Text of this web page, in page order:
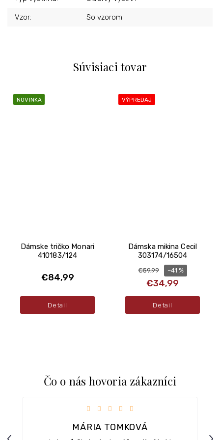
Súvisiaci tovar
NOVINKA
Dámske tričko Monari
410183/124
€84,99
Detail
VÝPREDAJ
Dámska mikina Cecil
303174/16504
€59,99
€34,99
–41 %
Detail
Vzor: So vzorom
Čo o nás hovoria zákazníci
MÁRIA TOMKOVÁ
Hodnotenie obchodu je 5 z 5 hviezdičiek.